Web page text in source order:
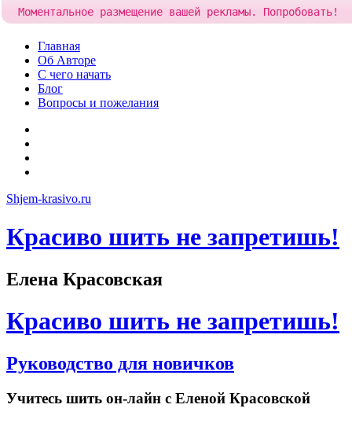
Skip
content
Главная
Об Авторе
С чего начать
Блог
Вопросы и пожелания
Shjem-krasivo.ru
Красиво шить не запретишь!
Елена Красовская
Красиво шить не запретишь!
Руководство для новичков
Учитесь шить он-лайн с Еленой Красовской
Моментальное размещение вашей рекламы. Попробовать!